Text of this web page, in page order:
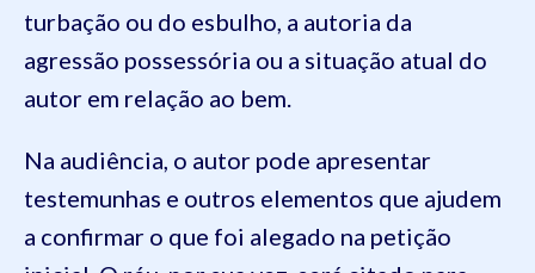
turbação ou do esbulho, a autoria da
agressão possessória ou a situação atual do
autor em relação ao bem.
Na audiência, o autor pode apresentar
testemunhas e outros elementos que ajudem
a confirmar o que foi alegado na petição